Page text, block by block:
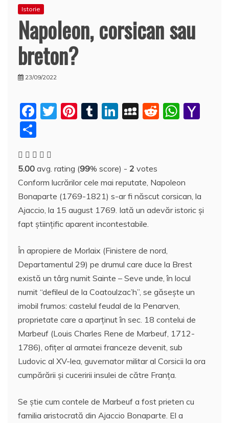
Istorie
Napoleon, corsican sau
breton?
23/09/2022
F
e
b
o
o
k
T
Pi
e
st
T
r
Li
dI
n
M
a
c
e
R
t
W
A
p
p
M
ai
rt
aj
e
a
z
ă
5.00 avg. rating (99% score) - 2 votes
Conform lucrărilor cele mai reputate, Napoleon
Bonaparte (1769-1821) s-ar fi născut corsican, la
Ajaccio, la 15 august 1769. Iată un adevăr istoric şi
fapt ştiinţific aparent incontestabile.
În apropiere de Morlaix (Finistere de nord,
Departamentul 29) pe drumul care duce la Brest
există un târg numit Sainte – Seve unde, în locul
numit “defileul de la Coatoulzac’h”, se găseşte un
imobil frumos: castelul feudal de la Penarven,
proprietate care a aparţinut în sec. 18 contelui de
Marbeuf (Louis Charles Rene de Marbeuf, 1712-
1786), ofiţer al armatei franceze devenit, sub
Ludovic al XV-lea, guvernator militar al Corsicii la ora
cumpărării şi cuceririi insulei de către Franţa.
Se ştie cum contele de Marbeuf a fost prieten cu
familia aristocrată din Ajaccio Bonaparte. El a